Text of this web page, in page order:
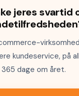
jeres svartid
kundeservice, på
365 dage om året.